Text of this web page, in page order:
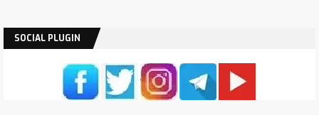
SOCIAL PLUGIN